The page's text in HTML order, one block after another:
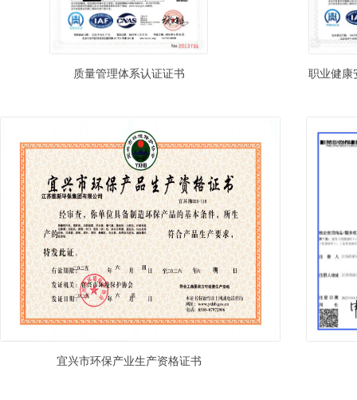
质量管理体系认证证书 职业健康
宜兴市环保产业生产资格证书